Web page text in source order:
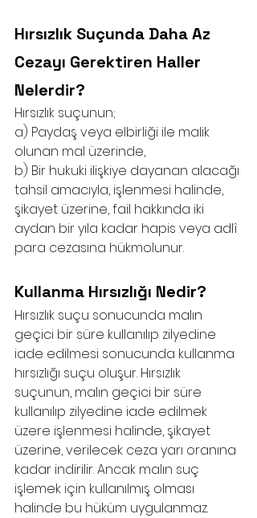
Hırsızlık Suçunda Daha Az
Cezayı Gerektiren Haller
Nelerdir?
Hırsızlık suçunun;
a) Paydaş veya elbirliği ile malik
olunan mal üzerinde,
b) Bir hukuki ilişkiye dayanan alacağı
tahsil amacıyla, işlenmesi halinde,
şikayet üzerine, fail hakkında iki
aydan bir yıla kadar hapis veya adlî
para cezasına hükmolunur.
Kullanma Hırsızlığı Nedir?
Hırsızlık suçu sonucunda malın
geçici bir süre kullanılıp zilyedine
iade edilmesi sonucunda kullanma
hırsızlığı suçu oluşur. Hırsızlık
suçunun, malın geçici bir süre
kullanılıp zilyedine iade edilmek
üzere işlenmesi halinde, şikayet
üzerine, verilecek ceza yarı oranına
kadar indirilir. Ancak malın suç
işlemek için kullanılmış olması
halinde bu hüküm uygulanmaz.